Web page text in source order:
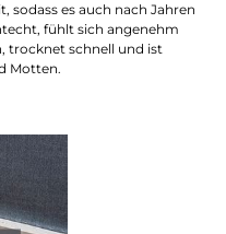
sodass es auch nach Jahren
fühlt sich angenehm
trocknet schnell und ist
Motten.